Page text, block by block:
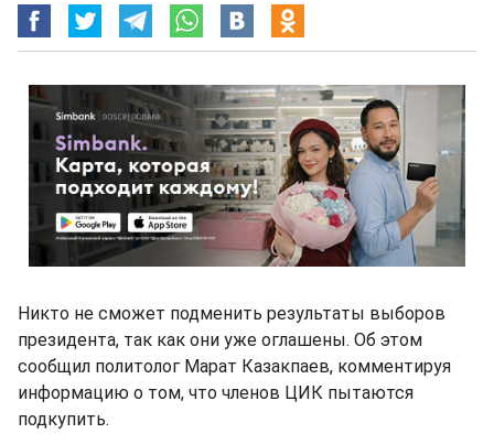
Никто не сможет подменить результаты выборов
президента, так как они уже оглашены. Об этом
сообщил политолог Марат Казакпаев, комментируя
информацию о том, что членов ЦИК пытаются
подкупить.